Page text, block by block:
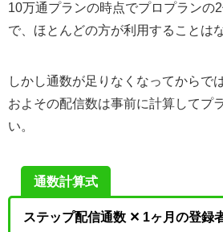
10万通プランの時点でプロプランの
で、ほとんどの方が利用することは
しかし通数が足りなくなってからで
およその配信数は事前に計算してプ
い。
通数計算式
ステップ配信通数 ✕ 1ヶ月の登録